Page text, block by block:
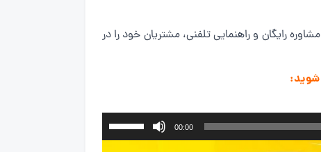
رایگان و راهنمایی تلفنی، مشتریان خود را در
شوید:
00:00